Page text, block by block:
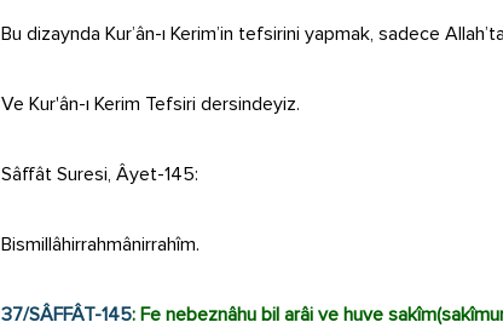
Bu dizaynda Kur’ân-ı Kerim’in tefsirini yapmak, sadece
Ve Kur'ân-ı Kerim Tefsiri dersindeyiz.
Sâffât Suresi, Âyet-145:
Bismillâhirrahmânirrahîm.
37/SÂFFÂT-145: Fe nebeznâhu bil arâi ve huve